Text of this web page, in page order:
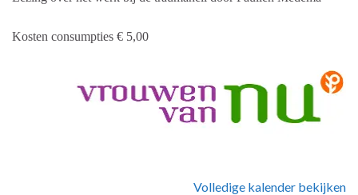
Kosten consumpties € 5,00
Volledige kalender bekijken